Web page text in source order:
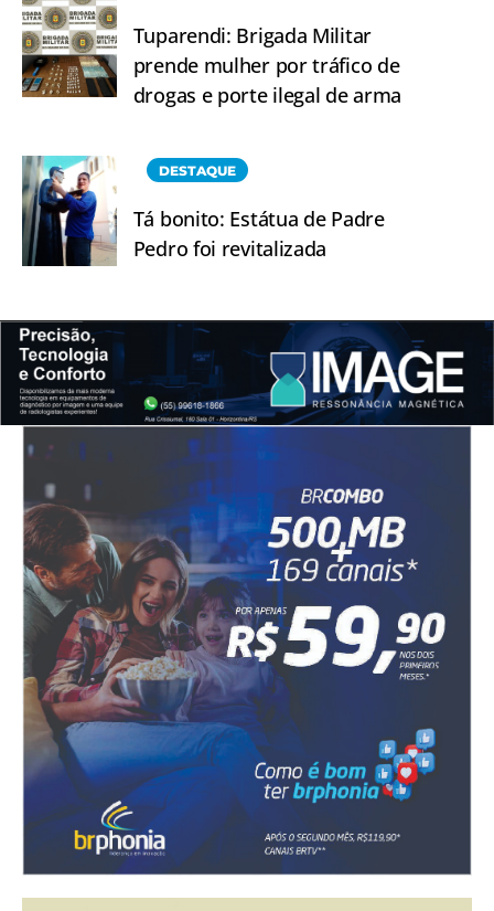
Tuparendi: Brigada Militar
prende mulher por tráfico de
drogas e porte ilegal de arma
DESTAQUE
Tá bonito: Estátua de Padre
Pedro foi revitalizada